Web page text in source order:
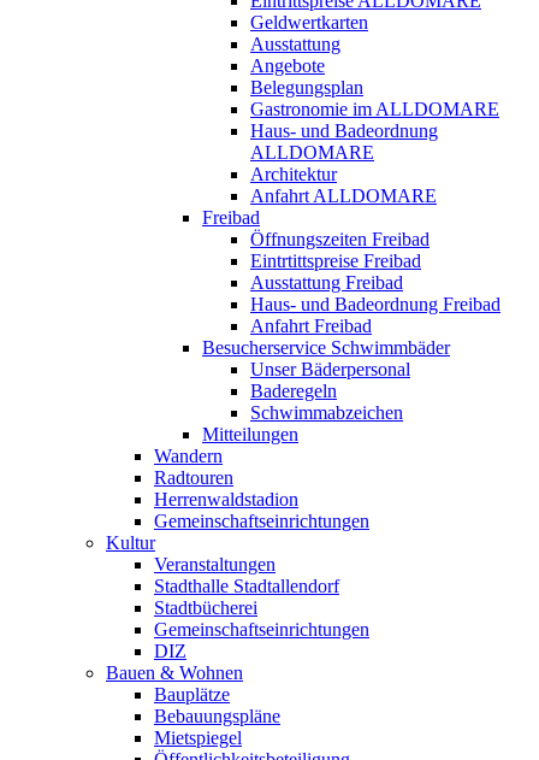
Geldwertkarten
Ausstattung
Angebote
Belegungsplan
Gastronomie im ALLDOMARE
Haus- und Badeordnung
ALLDOMARE
Architektur
Anfahrt ALLDOMARE
Freibad
Öffnungszeiten Freibad
Eintrtittspreise Freibad
Ausstattung Freibad
Haus- und Badeordnung Freibad
Anfahrt Freibad
Besucherservice Schwimmbäder
Unser Bäderpersonal
Baderegeln
Schwimmabzeichen
Mitteilungen
Wandern
Radtouren
Herrenwaldstadion
Gemeinschaftseinrichtungen
Kultur
Veranstaltungen
Stadthalle Stadtallendorf
Stadtbücherei
Gemeinschaftseinrichtungen
DIZ
Bauen & Wohnen
Bauplätze
Bebauungspläne
Mietspiegel